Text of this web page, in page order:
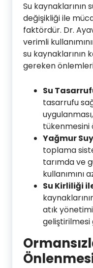
Su
değişikliği ile
faktördür. Dr.
verimli
su kaynaklarının
gereken önlemleri
Su
tasarrufu
tükenmesini
Yağmur
toplama
tarımda ve
kullanımını
Su Kirliliği
atık
geliştirilmesi